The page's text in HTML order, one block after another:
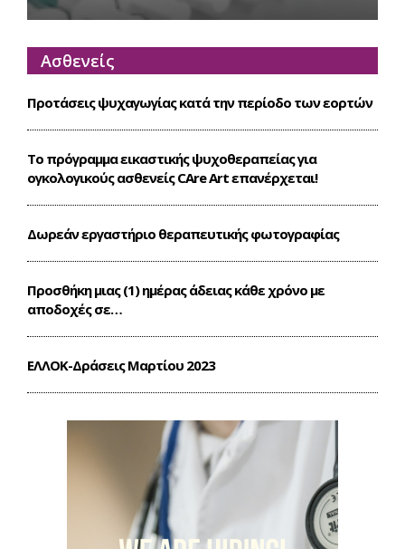
Ασθενείς
Προτάσεις ψυχαγωγίας κατά την περίοδο των εορτών
Το πρόγραμμα εικαστικής ψυχοθεραπείας για
ογκολογικούς ασθενείς CΑre Art επανέρχεται!
Δωρεάν εργαστήριο θεραπευτικής φωτογραφίας
Προσθήκη μιας (1) ημέρας άδειας κάθε χρόνο με
αποδοχές σε…
ΕΛΛΟΚ-Δράσεις Mαρτίου 2023